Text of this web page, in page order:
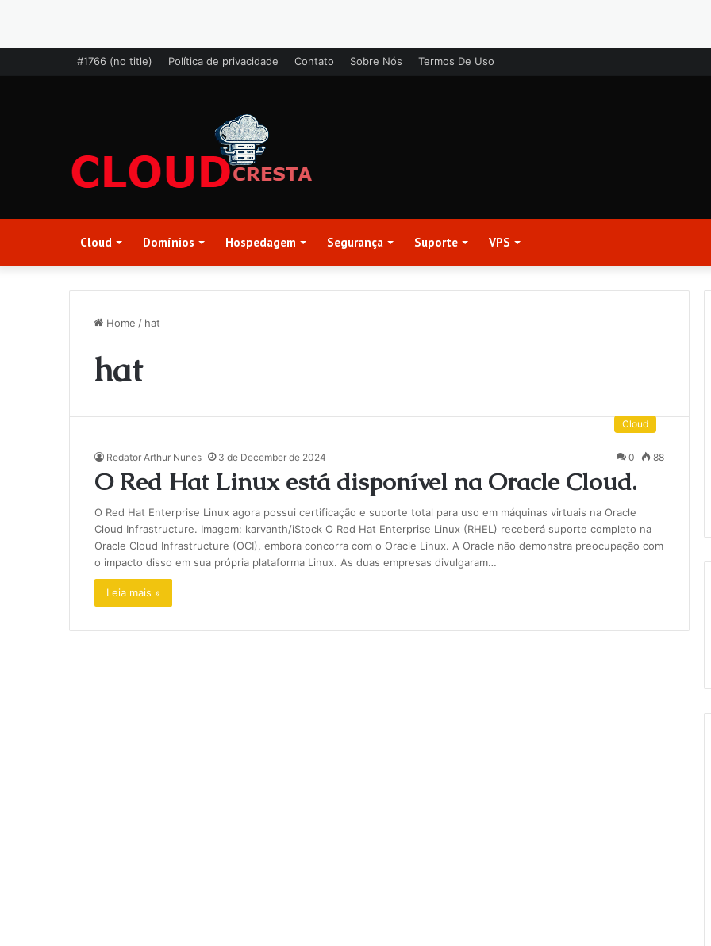
#1766 (no title) Política de privacidade Contato Sobre Nós Termos De Uso
Cloud Domínios Hospedagem Segurança Suporte VPS
Home / hat
hat
Cloud
Redator Arthur Nunes 3 de December de 2024 0 88
O Red Hat Linux está disponível na Oracle Cloud.
O Red Hat Enterprise Linux agora possui certificação e suporte total para uso em máquinas virtuais na Oracle
Cloud Infrastructure. Imagem: karvanth/iStock O Red Hat Enterprise Linux (RHEL) receberá suporte completo na
Oracle Cloud Infrastructure (OCI), embora concorra com o Oracle Linux. A Oracle não demonstra preocupação com
o impacto disso em sua própria plataforma Linux. As duas empresas divulgaram…
Leia mais »